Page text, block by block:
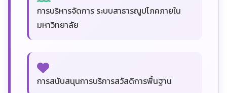
การบริหารจัดการ ระบบสาธารณูปโภคภายใน
มหาวิทยาลัย
การสนับสนุนการบริการสวัสดิการพื้นฐาน